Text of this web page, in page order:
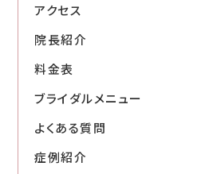
アクセス
院長紹介
料金表
ブライダルメニュー
よくある質問
症例紹介